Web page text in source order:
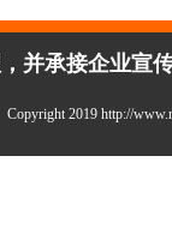
并承接企业宣
Copyright 2019 http://